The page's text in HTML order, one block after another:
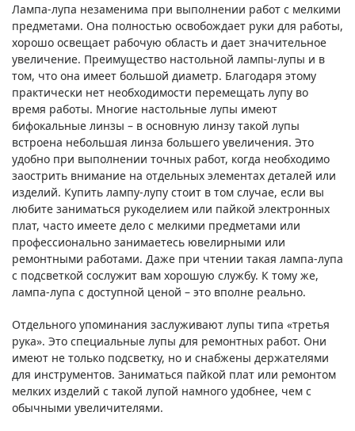
Лампа-лупа незаменима при выполнении работ с мелкими
предметами. Она полностью освобождает руки для работы,
хорошо освещает рабочую область и дает значительное
увеличение. Преимущество настольной лампы-лупы и в
том, что она имеет большой диаметр. Благодаря этому
практически нет необходимости перемещать лупу во
время работы. Многие настольные лупы имеют
бифокальные линзы – в основную линзу такой лупы
встроена небольшая линза большего увеличения. Это
удобно при выполнении точных работ, когда необходимо
заострить внимание на отдельных элементах деталей или
изделий. Купить лампу-лупу стоит в том случае, если вы
любите заниматься рукоделием или пайкой электронных
плат, часто имеете дело с мелкими предметами или
профессионально занимаетесь ювелирными или
ремонтными работами. Даже при чтении такая лампа-лупа
с подсветкой сослужит вам хорошую службу. К тому же,
лампа-лупа с доступной ценой – это вполне реально.
Отдельного упоминания заслуживают лупы типа «третья
рука». Это специальные лупы для ремонтных работ. Они
имеют не только подсветку, но и снабжены держателями
для инструментов. Заниматься пайкой плат или ремонтом
мелких изделий с такой лупой намного удобнее, чем с
обычными увеличителями.